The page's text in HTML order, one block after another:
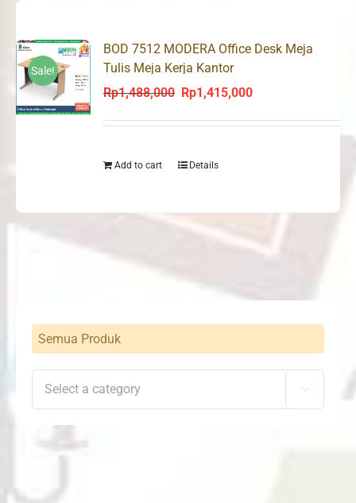
Sale!
BOD 7512 MODERA Office Desk Meja
Tulis Meja Kerja Kantor
Rp1,488,000
Original
Rp1,488,000.
Rp1,415,000Current
Add to cart Details
Semua Produk
